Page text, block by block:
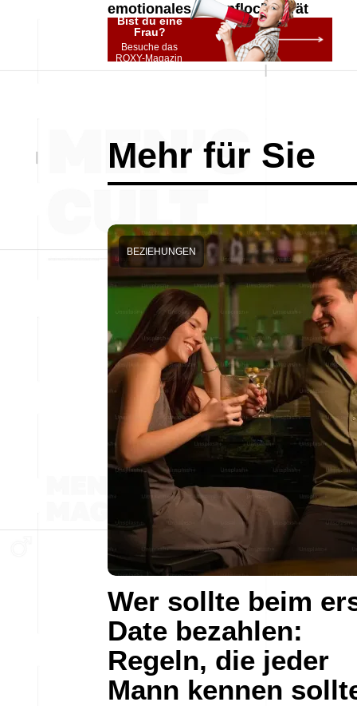
emotionales Sumpfloch gerät
Bist du eine
Frau?
Besuche das
ROXY-Magazin
Mehr für Sie
Wer sollte beim
Date bezahlen:
Regeln, die jeder
Mann kennen
BEZIEHUNGEN